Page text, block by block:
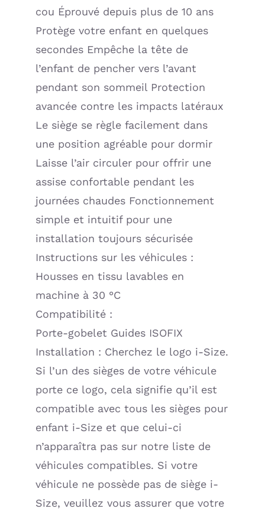
cou Éprouvé depuis plus de 10 ans
Protège votre enfant en quelques
secondes Empêche la tête de
l’enfant de pencher vers l’avant
pendant son sommeil Protection
avancée contre les impacts latéraux
Le siège se règle facilement dans
une position agréable pour dormir
Laisse l’air circuler pour offrir une
assise confortable pendant les
journées chaudes Fonctionnement
simple et intuitif pour une
installation toujours sécurisée
Instructions sur les véhicules :
Housses en tissu lavables en
machine à 30 °C
Compatibilité :
Porte-gobelet Guides ISOFIX
Installation : Cherchez le logo i-Size.
Si l’un des sièges de votre véhicule
porte ce logo, cela signifie qu’il est
compatible avec tous les sièges pour
enfant i-Size et que celui-ci
n’apparaîtra pas sur notre liste de
véhicules compatibles. Si votre
véhicule ne possède pas de siège i-
Size, veuillez vous assurer que votre